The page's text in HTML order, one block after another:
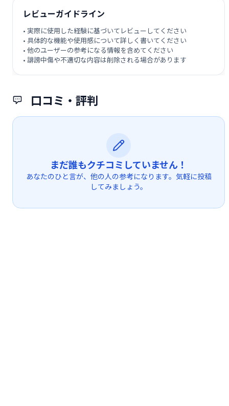
口コミ・評判
まだ誰もクチコミしていません！
あなたのひと言が、他の人の参考になります。気軽に投稿
してみましょう。
レビューガイドライン
• 実際に使用した経験に基づいてレビューしてください
• 具体的な機能や使用感について詳しく書いてください
• 他のユーザーの参考になる情報を含めてください
• 誹謗中傷や不適切な内容は削除される場合があります